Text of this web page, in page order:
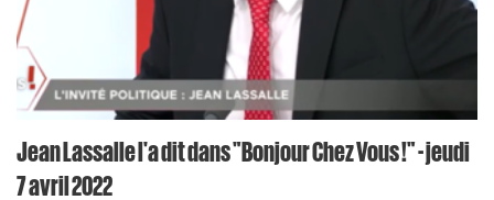
Jean Lassalle l'a dit dans "Bonjour Chez Vous !" - jeudi
7 avril 2022